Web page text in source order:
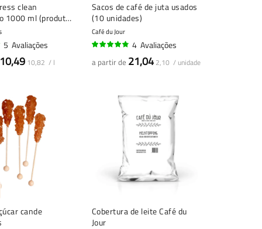
clean
1000 ml (produto
de leite / produto
cappuccino)
5Avaliações
10,49 10,82 / l
Sacos de café de juta usados
(10 unidades)
Café du Jour
4 Avaliações
a partir de 21,04 2,10 / unidade
cande
Cobertura de leite Café du
Jour